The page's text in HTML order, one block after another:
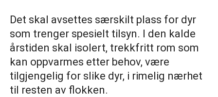
Det skal avsettes særskilt plass for dyr
som trenger spesielt tilsyn. I den kalde
årstiden skal isolert, trekkfritt rom som
kan oppvarmes etter behov, være
tilgjengelig for slike dyr, i rimelig nærhet
til resten av flokken.